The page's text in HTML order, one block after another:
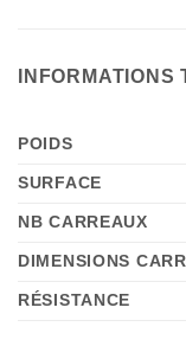
INFORMATIONS
POIDS
SURFACE
NB CARREAUX
DIMENSIONS
RÉSISTANCE